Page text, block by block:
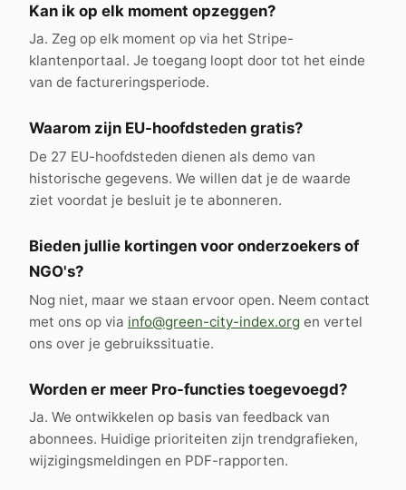
Kan ik op elk moment opzeggen?
Ja. Zeg op elk moment op via het Stripe-
klantenportaal. Je toegang loopt door tot het einde
van de factureringsperiode.
Waarom zijn EU-hoofdsteden gratis?
De 27 EU-hoofdsteden dienen als demo van
historische gegevens. We willen dat je de waarde
ziet voordat je besluit je te abonneren.
Bieden jullie kortingen voor onderzoekers of
NGO's?
Nog niet, maar we staan ervoor open. Neem contact
met ons op via info@green-city-index.org en vertel
ons over je gebruikssituatie.
Worden er meer Pro-functies toegevoegd?
Ja. We ontwikkelen op basis van feedback van
abonnees. Huidige prioriteiten zijn trendgrafieken,
wijzigingsmeldingen en PDF-rapporten.